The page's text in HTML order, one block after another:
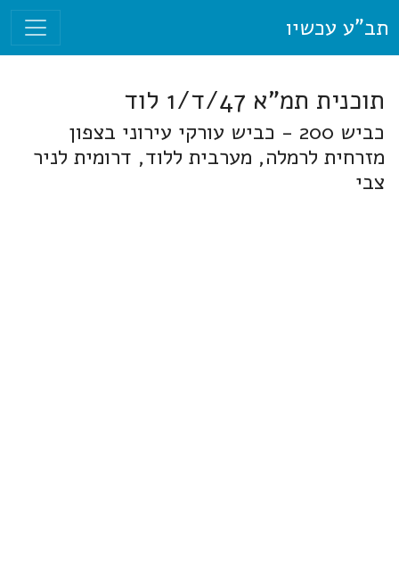
תב"ע עכשיו
תוכנית תמ"א 47/ד/1 לוד
כביש 200 - כביש עורקי עירוני בצפון
מזרחית לרמלה, מערבית ללוד, דרומית לניר
צבי